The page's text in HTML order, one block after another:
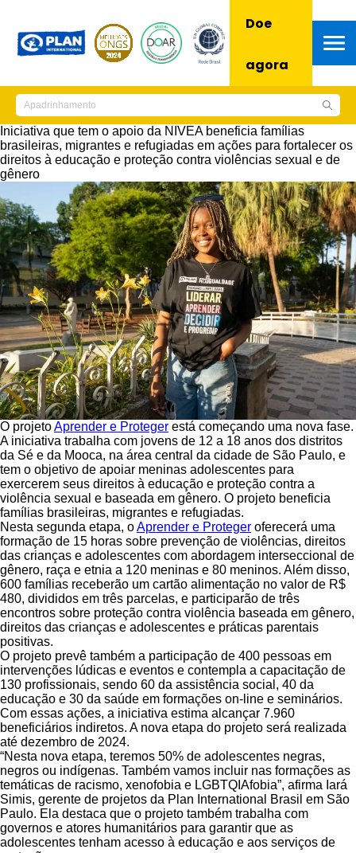
Doe
agora
Iniciativa que tem o apoio da NIVEA beneficia famílias
brasileiras, migrantes e refugiadas em ações para fortalecer os
direitos à educação e proteção contra violências sexual e de
gênero
O projetoAprender e Proteger está começando uma nova fase.
A iniciativa trabalha com jovens de 12 a 18 anos dos distritos
da Sé e da Mooca, na área central da cidade de São Paulo, e
tem o objetivo de apoiar meninas adolescentes para
exercerem seus direitos à educação e proteção contra a
violência sexual e baseada em gênero. O projeto beneficia
famílias brasileiras, migrantes e refugiadas.
Nesta segunda etapa, oAprender e Proteger oferecerá uma
formação de 15 horas sobre prevenção de violências, direitos
das crianças e adolescentes com abordagem interseccional de
gênero, raça e etnia a 120 meninas e 80 meninos. Além disso,
600 famílias receberão um cartão alimentação no valor de R$
480, divididos em três parcelas, e participarão de três
encontros sobre proteção contra violência baseada em gênero,
direitos das crianças e adolescentes e práticas parentais
positivas.
O projeto prevê também a participação de 400 pessoas em
intervenções lúdicas e eventos e contempla a capacitação de
130 profissionais, sendo 60 da assistência social, 40 da
educação e 30 da saúde em formações on-line e seminários.
Com essas ações, a iniciativa estima alcançar 7.960
beneficiários indiretos. A nova etapa do projeto será realizada
até dezembro de 2024.
“Nesta nova etapa, teremos 50% de adolescentes negras,
negros ou indígenas. Também vamos incluir nas formações as
temáticas de racismo, xenofobia e LGBTQIAfobia”, afirma Iará
Simis, gerente de projetos da Plan International Brasil em São
Paulo. Ela destaca que o projeto também trabalha com
governos e atores humanitários para garantir que as
adolescentes tenham acesso à educação e aos serviços de